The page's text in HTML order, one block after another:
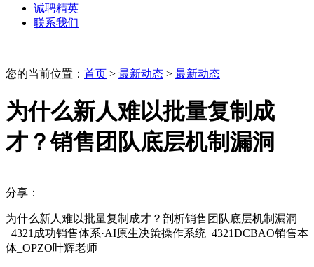
诚聘精英
联系我们
您的当前位置： 首页 > 最新动态 > 最新动态
为什么新人难以批量复制成
才？销售团队底层机制漏洞
分享：
为什么新人难以批量复制成才？剖析销售团队底层机制漏洞
_4321成功销售体系·AI原生决策操作系统_4321DCBAO销售本
体_OPZO叶辉老师